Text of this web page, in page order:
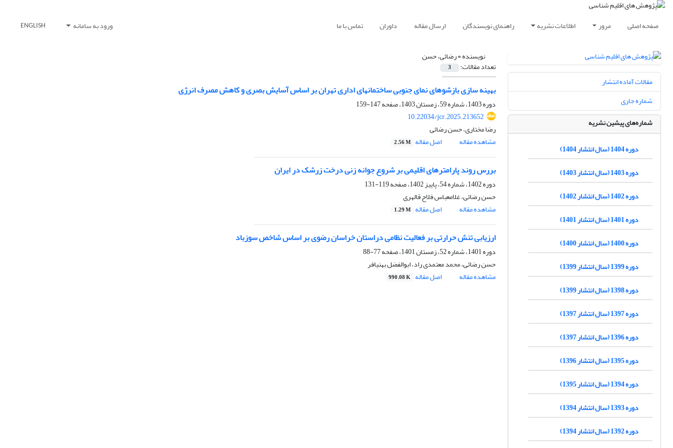
صفحه اصلی مرور اطلاعات نشریه راهنمای نویسندگان ارسال مقاله داوران تماس با ما ورود به سامانه ENGLISH
نویسنده =رضائی، حسن
تعداد مقالات: 3
بهینه سازی بازشوهای نمای جنوبی ساختمانهای اداری تهران بر اساس آسایش بصری و کاهش مصرف انرژی
دوره 1403، شماره 59، زمستان 1403، صفحه
147-159
10.22034/jcr.2025.213652
رضا مختاری، حسن رضائی
مشاهده مقاله
اصل مقاله 2.56 M
بررس روند پارامترهای اقلیمی بر شروع جوانه زنی درخت زرشک در ایران
دوره 1402، شماره 54، پاییز 1402، صفحه
119-131
حسن رضائی، غلامعباس فلاح قالهری
مشاهده مقاله
اصل مقاله 1.29 M
ارزیابی تنش حرارتی بر فعالیت نظامی دراستان خراسان رضوی بر اساس شاخص سوزباد
دوره 1401، شماره 52، زمستان 1401، صفحه
77-88
حسن رضائی، محمد معتمدی راد، ابوالفضل بهنیافر
مشاهده مقاله
اصل مقاله 990.08 K
مقالات آماده انتشار
شماره جاری
شماره‌های پیشین نشریه
دوره 1404 (سال انتشار 1404)
دوره 1403 (سال انتشار 1403)
دوره 1402 (سال انتشار 1402)
دوره 1401 (سال انتشار 1401)
دوره 1400 (سال انتشار 1400)
دوره 1399 (سال انتشار 1399)
دوره 1398 (سال انتشار 1399)
دوره 1397 (سال انتشار 1397)
دوره 1396 (سال انتشار 1397)
دوره 1395 (سال انتشار 1396)
دوره 1394 (سال انتشار 1395)
دوره 1393 (سال انتشار 1394)
دوره 1392 (سال انتشار 1394)